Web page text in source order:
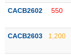
yết
yết
CACB2602 550
CACB2603 1,200
CỔ